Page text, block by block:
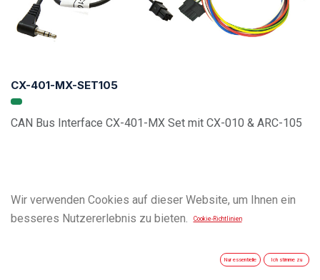
CX-401-MX-SET105
CAN Bus Interface CX-401-MX Set mit CX-010 & ARC-105
Wir verwenden Cookies auf dieser Website, um Ihnen ein
besseres Nutzererlebnis zu bieten.
Cookie-Richtlinien
Nur essentielle Ich stimme zu